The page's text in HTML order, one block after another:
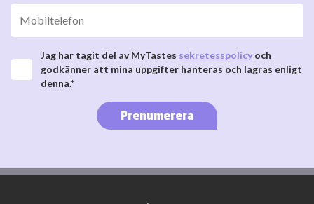
Jag har tagit del av MyTastes sekretesspolicy och
godkänner att mina uppgifter hanteras och lagras enligt
denna.*
Prenumerera